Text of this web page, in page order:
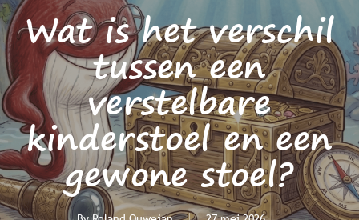
Wat is het verschil
tussen een
verstelbare
kinderstoel en een
gewone stoel?